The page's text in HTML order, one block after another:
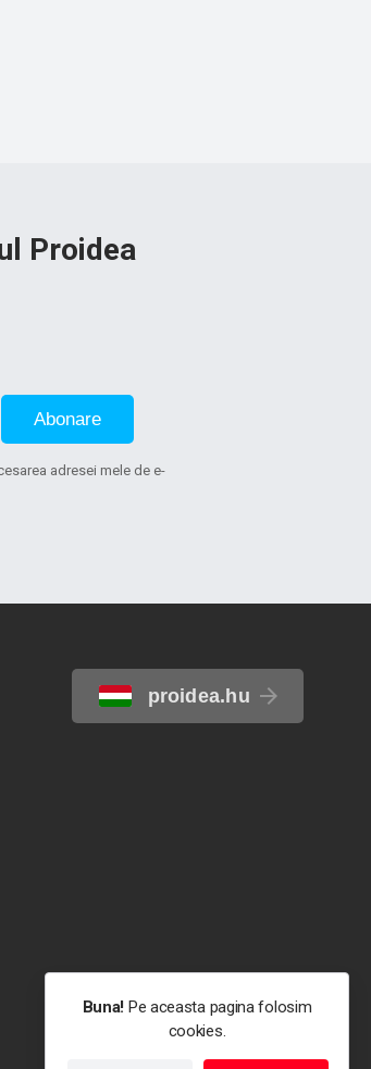
Proidea
Abonare
adresei mele de e-
proidea.hu
Buna! Pe aceasta pagina folosim
cookies.